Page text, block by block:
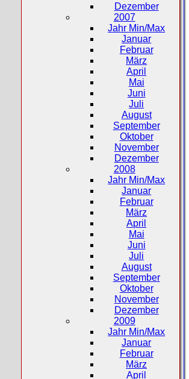
Dezember
2007
Jahr Min/Max
Januar
Februar
März
April
Mai
Juni
Juli
August
September
Oktober
November
Dezember
2008
Jahr Min/Max
Januar
Februar
März
April
Mai
Juni
Juli
August
September
Oktober
November
Dezember
2009
Jahr Min/Max
Januar
Februar
März
April